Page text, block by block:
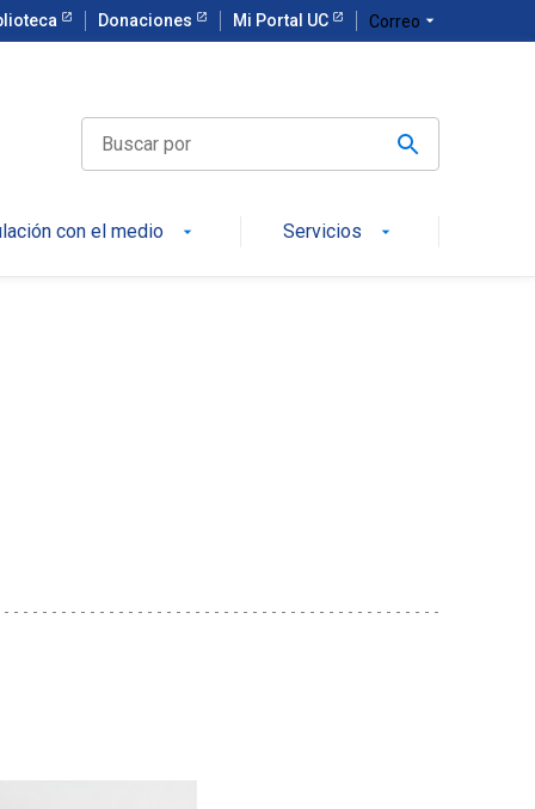
Donaciones Mi Portal UC Correo arrow_drop_down
con el medio arrow_drop_down Servicios arrow_drop_down